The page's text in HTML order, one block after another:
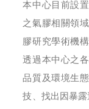
本中心目前設
之氣膠相關領
膠研究學術機
透過本中心之
品質及環境生
技、找出因暴